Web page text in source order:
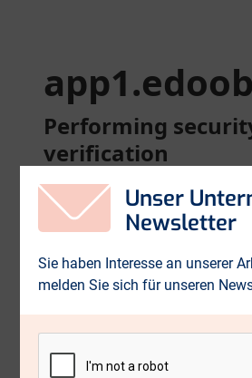
Unser
Newsletter
Sie haben Interesse an unserer
melden Sie sich für unseren